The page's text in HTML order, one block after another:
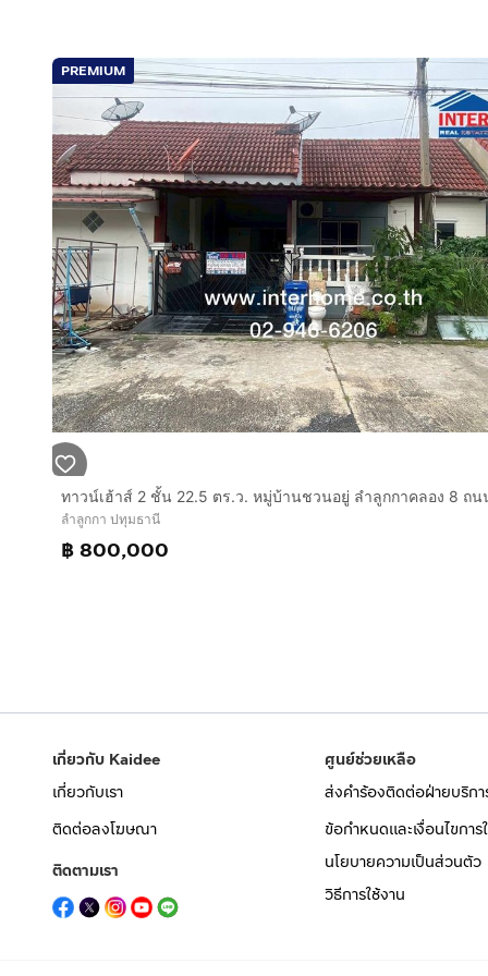
PREMIUM
ลำลูกกา ปทุมธานี
฿ 800,000
เกี่ยวกับ Kaidee
เกี่ยวกับเรา
ติดต่อลงโฆษณา
ติดตามเรา
ศูนย์ช่วยเหลือ
ส่งคำร้องติดต่อฝ่ายบริก
ข้อกำหนดและเงื่อนไขการ
นโยบายความเป็นส่วนตัว
วิธีการใช้งาน